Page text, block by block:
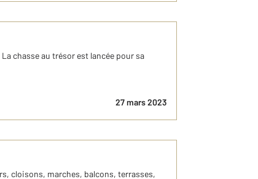
chasse au trésor est lancée pour sa
27 mars 2023
cloisons, marches, balcons, terrasses,